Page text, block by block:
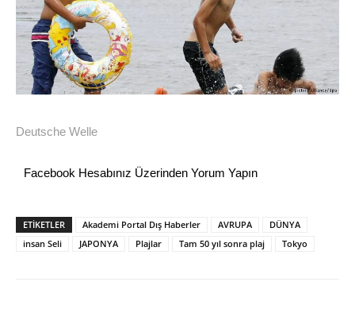
Deutsche Welle
Facebook Hesabınız Üzerinden Yorum Yapın
ETİKETLER Akademi Portal Dış Haberler AVRUPA
DÜNYA
insan Seli
JAPONYA Plajlar Tam 50 yıl sonra plaj Tokyo